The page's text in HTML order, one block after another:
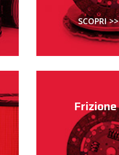
SCOPRI >>
Frizione